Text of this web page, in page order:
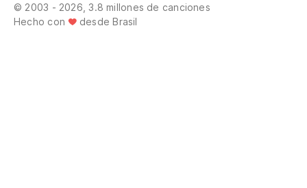
© 2003 - 2026, 3.8 millones de canciones
Hecho con
desde Brasil